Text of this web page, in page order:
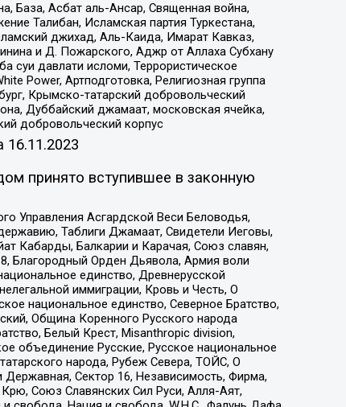
База, Асбат аль-Ансар, Священная война,
Талибан, Исламская партия Туркестана,
джихад, Аль-Каида, Имарат Кавказ,
и Д. Пожарского, Аджр от Аллаха Субхану
давлати исломи, Террористическое
Power, Артподготовка, Религиозная группа
Крымско-татарский добровольческий
Дуббайский джамаат, московская ячейка,
добровольческий корпус
16.11.2023
принято вступившее в законную
Управления Асгардской Веси Беловодья,
Таблиги Джамаат, Свидетели Иеговы,
Кабарды, Балкарии и Карачая, Союз славян,
Благородный Орден Дьявола, Армия воли
единство, Древнерусской
иммиграции, Кровь и Честь, О
национальное единство, Северное Братство,
Община Коренного Русского народа
Белый Крест, Misanthropic division,
объединение Русские, Русское национальное
народа, Рубеж Севера, ТОЙС, О
Сектор 16, Независимость, Фирма,
Союз Славянских Сил Руси, Алля-Аят,